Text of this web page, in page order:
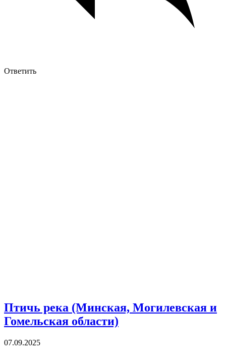
Ответить
Птичь река (Минская, Могилевская и
Гомельская области)
07.09.2025